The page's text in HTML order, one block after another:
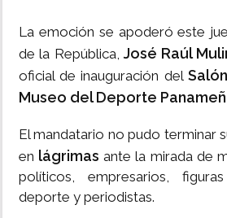
La emoción se apoderó este
de la República, José Raúl
oficial de inauguración del
Museo del Deporte
El mandatario no pudo terminar
en lágrimas ante la mirada de
políticos, empresarios,
deporte y periodistas.